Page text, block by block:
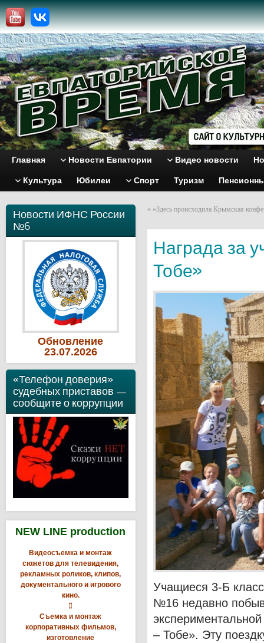
Главная Новости Евпатории Видео новости
Культура Юбилеи Спорт Туризм
Новости ИФНС России
№6
Обновление
23.07.2026
«Телефон доверия»
судебных приставов —
сообщите о коррупции
NEW LINE production
Видеосъемка и монтаж
сюжетов для телевидения,
рекламных роликов, клипов,
документального и игрового
кино.

Съемка и монтаж
корпоративных фильмов,
изготовление
« «Здесь происходила Крымская
Награда за
Тобе»
Учащиеся 3-Б
№16 недавно
– Тобе». Эту